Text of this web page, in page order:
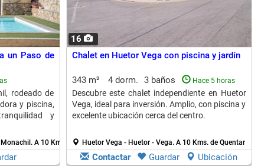
un Paso de
rodeado de
y piscina,
y
Monachil. A 10 Kms. de Quentar
16
Chalet en Huetor Vega con piscina y jardín
343 m² 4 dorm. 3 baños Hace 5 horas
Descubre este chalet independiente en Huetor
Vega, ideal para inversión. Amplio, con piscina y
excelente ubicación cerca del centro.
Huetor Vega - Huetor - Vega. A 10 Kms. de Quentar
Contactar Guardar Ubicación